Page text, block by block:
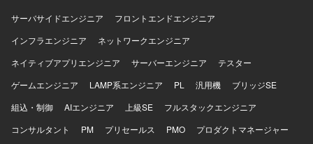
験を活かしながら組込み開発のような領域にも関わること
アプリをC#へ置き換えた環境で、C#を使った組込み開発の
ようなイメージのシステムを対象として開発していただき
ます。
サーバサイドエンジニア
フロントエンドエンジニア
インフラエンジニア
ネットワークエンジニア
ネイティブアプリエンジニア
サーバーエンジニア
テスター
ゲームエンジニア
LAMP系エンジニア PL 汎用機
ブリッジSE
組込・制御
AIエンジニア 上級SE
フルスタックエンジニア
コンサルタント
PM プリセールス PMO
プロダクトマネージャー